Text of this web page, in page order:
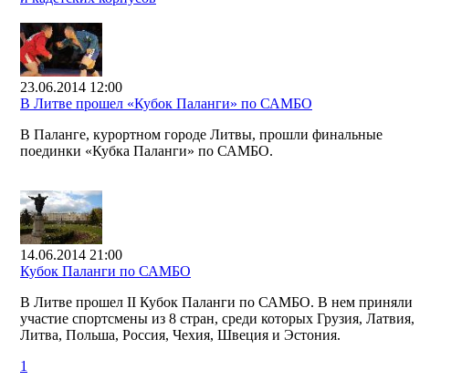
23.06.2014 12:00
В Литве прошел «Кубок Паланги» по САМБО
В Паланге, курортном городе Литвы, прошли финальные
поединки «Кубка Паланги» по САМБО.
14.06.2014 21:00
Кубок Паланги по САМБО
В Литве прошел II Кубок Паланги по САМБО. В нем приняли
участие спортсмены из 8 стран, среди которых Грузия, Латвия,
Литва, Польша, Россия, Чехия, Швеция и Эстония.
1